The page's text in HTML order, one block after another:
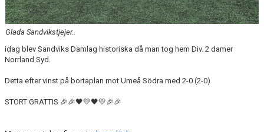
Glada Sandvikstjejer..
idag blev Sandviks Damlag historiska då man tog hem Div. 2 damer
Norrland Syd.
Detta efter vinst på bortaplan mot Umeå Södra med 2-0 (2-0)
STORT GRATTIS 🎉🎉🖤💛🖤💛🎉🎉